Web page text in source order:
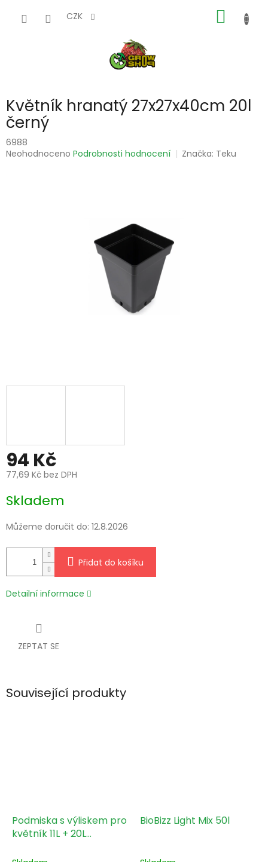
CZK
KOŠÍK
Květník hranatý 27x27x40cm 20l
černý
6988
Průměrné
Neohodnoceno Podrobnosti hodnocení Značka: Teku
94 Kč
77,69 Kč bez DPH
cena:
Skladem
Můžeme doručit do: 12.8.2026
Přidat do košíku
Detailní informace
ZEPTAT SE
Související produkty
Podmiska s výliskem pro
květník 11L + 20L
BioBizz Light Mix 50l